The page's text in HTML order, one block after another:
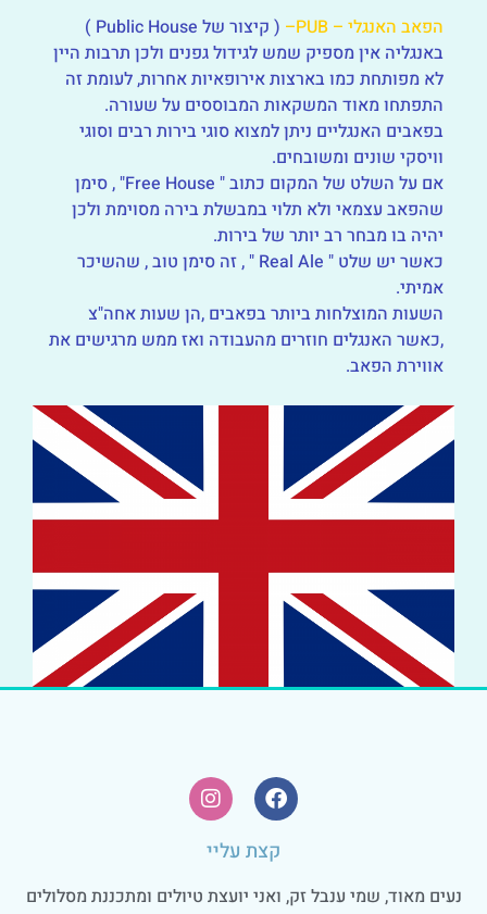
הפאב האנגלי – PUB–
( קיצור של Public House )
באנגליה אין מספיק שמש לגידול גפנים ולכן תרבות היין
לא מפותחת כמו בארצות אירופאיות אחרות, לעומת זה
התפתחו מאוד המשקאות המבוססים על שעורה.
בפאבים האנגליים ניתן למצוא סוגי בירות רבים וסוגי
וויסקי שונים ומשובחים.
אם על השלט של המקום כתוב " Free House" , סימן
שהפאב עצמאי ולא תלוי במבשלת בירה מסוימת ולכן
יהיה בו מבחר רב יותר של בירות.
כאשר יש שלט " Real Ale " , זה סימן טוב , שהשיכר
אמיתי.
השעות המוצלחות ביותר בפאבים ,הן שעות אחה"צ
,כאשר האנגלים חוזרים מהעבודה ואז ממש מרגישים את
אווירת הפאב.
קצת עליי
נעים מאוד, שמי ענבל זק, ואני יועצת טיולים ומתכננת מסלולים